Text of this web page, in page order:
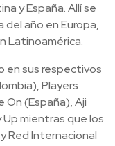
y España. Allí se
del año en Europa,
Latinoamérica.
en sus respectivos
Players
On (España), Aji
mientras que los
Red Internacional